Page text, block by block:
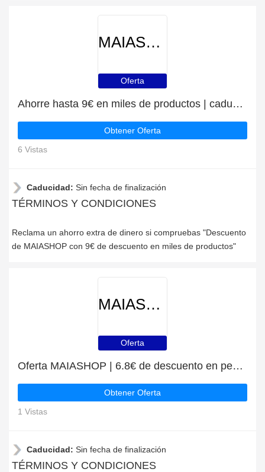
MAIASHOP
Oferta
Ahorre hasta 9€ en miles de productos | caduca pronto
Obtener Oferta
6 Vistas
Caducidad: Sin fecha de finalización
TÉRMINOS Y CONDICIONES
Reclama un ahorro extra de dinero si compruebas "Descuento
de MAIASHOP con 9€ de descuento en miles de productos"
MAIASHOP
Oferta
Oferta MAIASHOP | 6.8€ de descuento en pedidos superiores a 65€
Obtener Oferta
1 Vistas
Caducidad: Sin fecha de finalización
TÉRMINOS Y CONDICIONES